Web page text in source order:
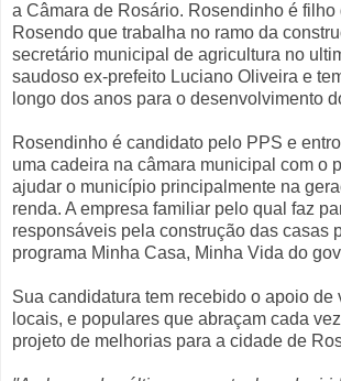
a Câmara de Rosário. Rosendinho é filho
Rosendo que trabalha no ramo da
secretário municipal de agricultura no
saudoso ex-prefeito Luciano Oliveira e
longo dos anos para o desenvolvimento
Rosendinho é candidato pelo PPS e
uma cadeira na câmara municipal com o
ajudar o município principalmente na
renda. A empresa familiar pelo qual faz
responsáveis pela construção das casas
programa Minha Casa, Minha Vida do
Sua candidatura tem recebido o apoio de
locais, e populares que abraçam cada
projeto de melhorias para a cidade de